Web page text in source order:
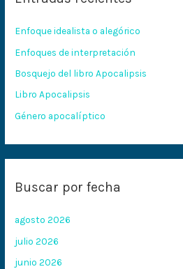
p
o
r
:
Enfoque idealista o alegórico
Enfoques de interpretación
Bosquejo del libro Apocalipsis
Libro Apocalipsis
Género apocalíptico
Buscar por fecha
agosto 2026
julio 2026
junio 2026